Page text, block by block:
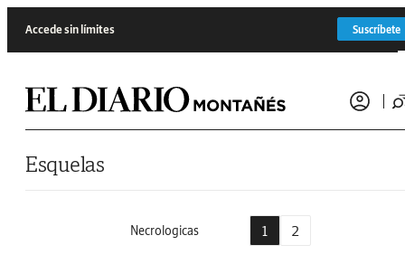
Accede sin límites Suscríbete
Esquelas
Necrologicas 1 2